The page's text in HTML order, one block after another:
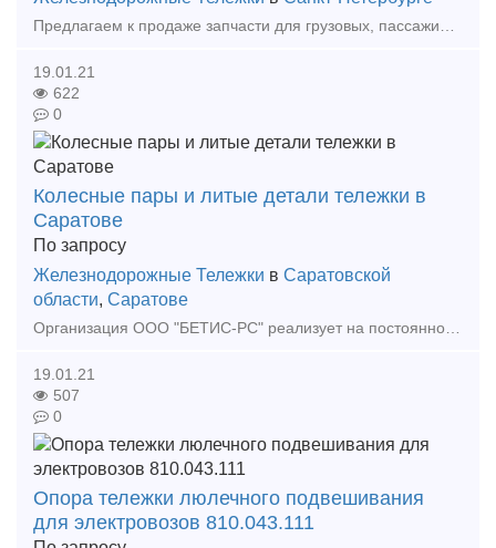
Предлагаем к продаже запчасти для грузовых, пассажирских вагонов, а также к тяговому подвижному составу. Имеет прямые договора с крупнейшими производителями, обширную номенклатуру. Подбере
19.01.21
622
0
Колесные пары и литые детали тележки в
Саратове
По запросу
Железнодорожные Тележки в Саратовской
области, Саратове
Организация ООО "БЕТИС-РС" реализует на постоянной основе колесные пары СОНК, а так же готовы предложить колесные пары после полного освидетельствования с толщиной обода от 30 мм., л
19.01.21
507
0
Опора тележки люлечного подвешивания
для электровозов 810.043.111